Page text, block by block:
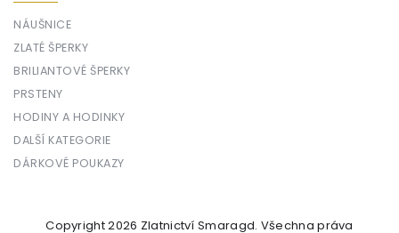
NÁUŠNICE
ZLATÉ ŠPERKY
BRILIANTOVÉ ŠPERKY
PRSTENY
HODINY A HODINKY
DALŠÍ KATEGORIE
DÁRKOVÉ POUKAZY
Copyright 2026 Zlatnictví Smaragd. Všechna práva